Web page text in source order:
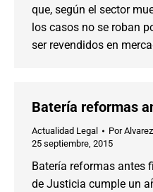
que, según el sector
los casos no se roban
ser revendidos en
Batería reformas
Actualidad Legal Por
25 septiembre, 2015
Batería reformas antes
de Justicia cumple un